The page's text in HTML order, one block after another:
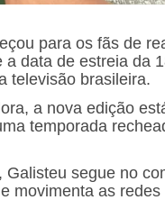
para os fãs de
data de estreia da
televisão brasileira.
a nova edição
temporada
segue no
movimenta as